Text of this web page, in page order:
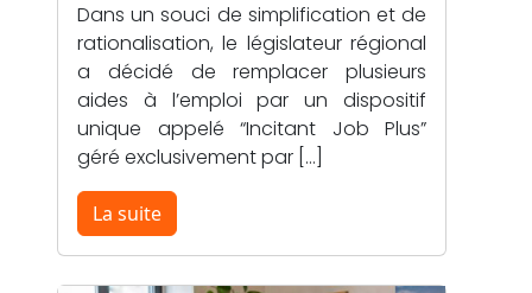
Dans un souci de simplification et de
rationalisation, le législateur régional
a décidé de remplacer plusieurs
aides à l’emploi par un dispositif
unique appelé “Incitant Job Plus”
géré exclusivement par […]
La suite